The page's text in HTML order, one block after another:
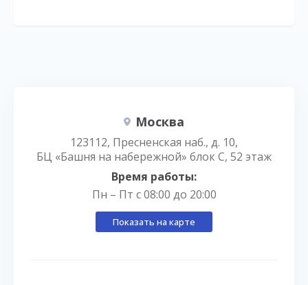
Москва
123112, Пресненская наб., д. 10,
БЦ «Башня на набережной» блок С, 52 этаж
Время работы:
Пн – Пт с 08:00 до 20:00
Показать на карте